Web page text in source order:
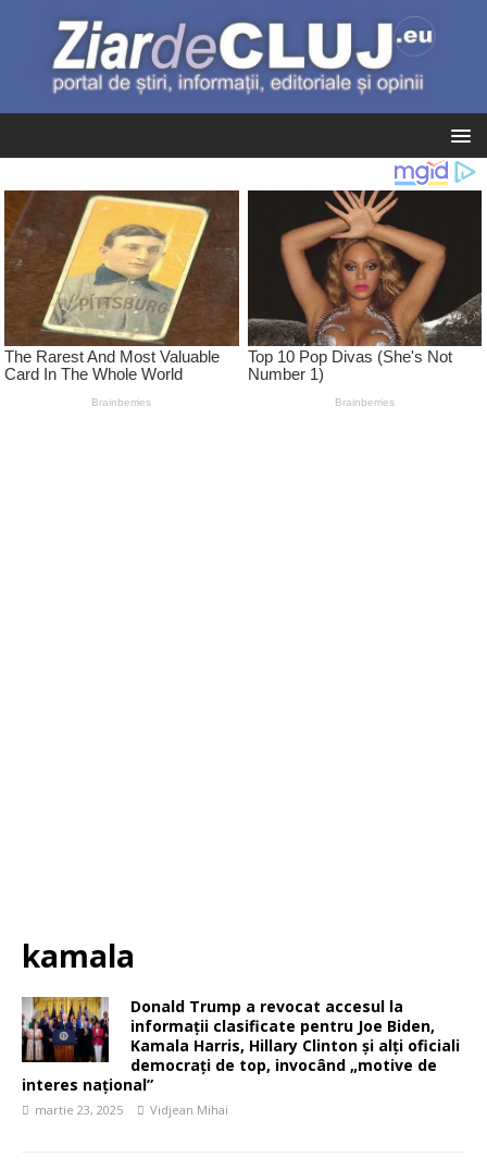
kamala
Donald Trump a revocat accesul la
informații clasificate pentru Joe Biden,
Kamala Harris, Hillary Clinton și alți oficiali
democrați de top, invocând „motive de
interes național”
martie 23, 2025 Vidjean Mihai